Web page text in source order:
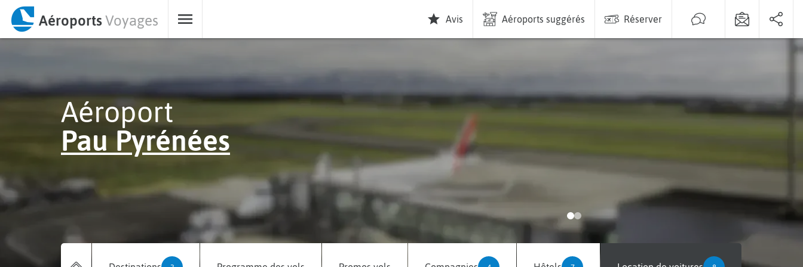
AéroportsVoyages Avis Aéroports suggérés Réserver
Aéroport
Pau Pyrénées